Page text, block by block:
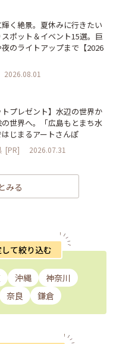
く絶景。夏休みに行きたい
ポット＆イベント15選。巨
のライトアップまで【2026
2026.08.01
トプレゼント】水辺の世界か
の世界へ。「広島もとまち水
じまるアートさんぽ
[PR] 2026.07.31
みる
て絞り込む
沖縄
神奈川
奈良 鎌倉